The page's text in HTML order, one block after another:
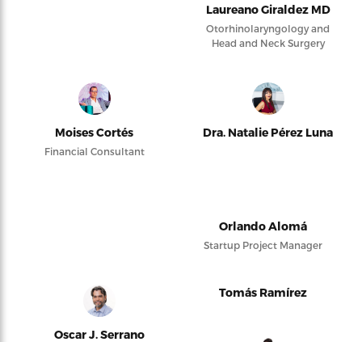
Laureano Giraldez MD
Otorhinolaryngology and
Head and Neck Surgery
Moises Cortés
Financial Consultant
Dra. Natalie Pérez Luna
Orlando Alomá
Startup Project Manager
Oscar J. Serrano
Tomás Ramírez